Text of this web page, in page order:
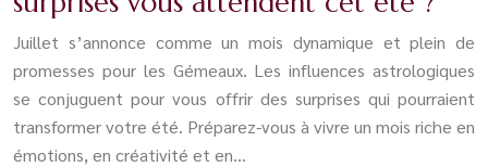
Juillet s’annonce comme un mois dynamique et plein de
promesses pour les Gémeaux. Les influences astrologiques
se conjuguent pour vous offrir des surprises qui pourraient
transformer votre été. Préparez-vous à vivre un mois riche en
émotions, en créativité et en…